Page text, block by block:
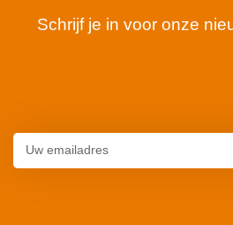
Schrijf je in voor onze